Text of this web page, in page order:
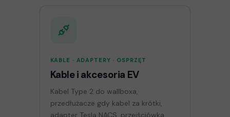
KABLE · ADAPTERY · OSPRZĘT
Kable i akcesoria EV
Kabel Type 2 do wallboxa,
przedłużacze gdy kabel za krótki,
adapter Tesla NACS, przejściówka